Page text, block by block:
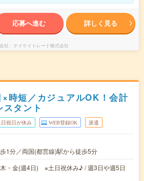
応募へ進む 詳しく見る
社 テイケイトレード株式会社
時短／カジュアルOK！会計
タント
日祝日が休み WEB登録OK 派遣
1分／両国(都営線)駅から徒歩5分
・金(週4日) ※土日祝休み♪ / 週3日や週5日